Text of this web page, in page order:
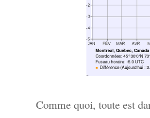
Comme quoi, toute est